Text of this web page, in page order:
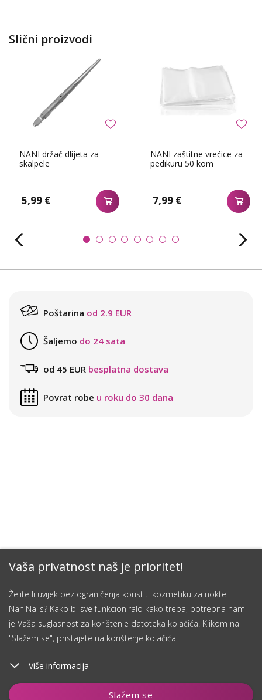
Vaša privatnost naš je prioritet!
Želite li uvijek bez ograničenja koristiti kozmetiku za nokte
NaniNails? Kako bi sve funkcioniralo kako treba, potrebna nam
je Vaša suglasnost za korištenje datoteka kolačića. Klikom na
"Slažem se", pristajete na korištenje kolačića.
Više informacija
Slažem se
Dodaj u košaricu
Slični proizvodi
NANI držač dlijeta za
skalpele
5,99 €
NANI zaštitne vrećice za
pedikuru 50 kom
7,99 €
Poštarina od 2.9 EUR
Šaljemo do 24 sata
od 45 EUR besplatna dostava
Povrat robe u roku do 30 dana